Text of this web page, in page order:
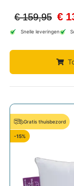
€159,95 €
Snelle leveringen
Gratis thuisbezord
-15%